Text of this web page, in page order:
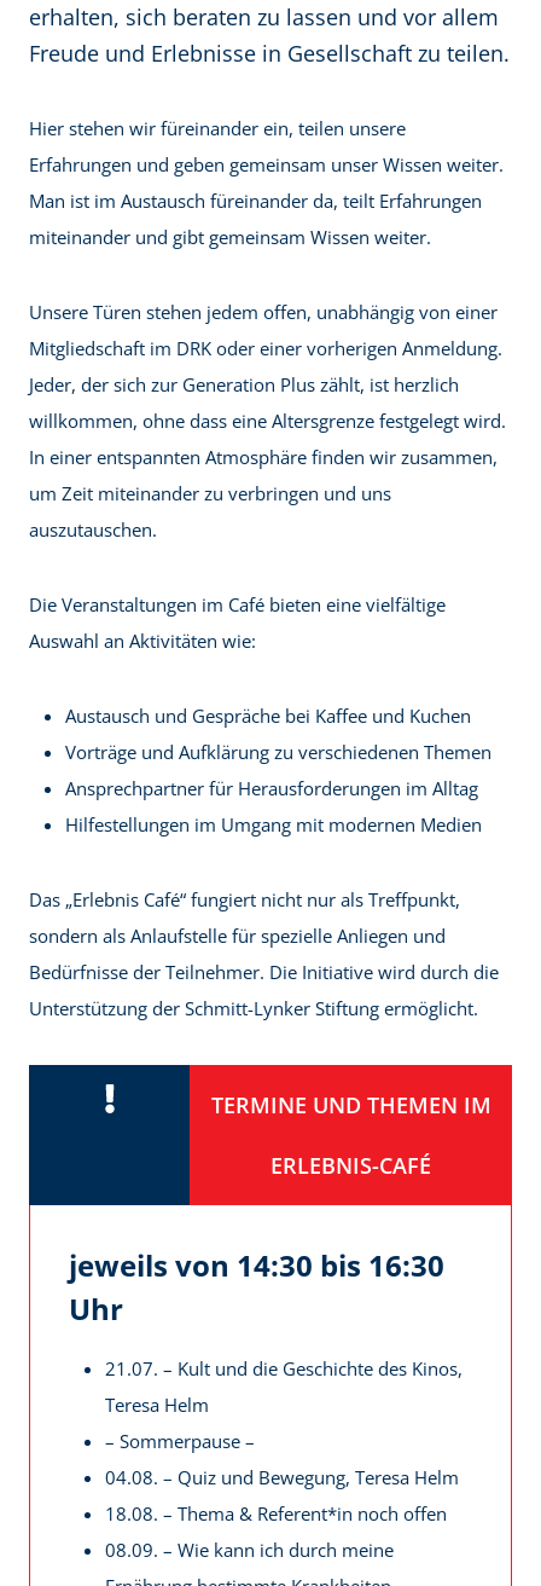
erhalten, sich beraten zu lassen und vor allem
Freude und Erlebnisse in Gesellschaft zu teilen.
Hier stehen wir füreinander ein, teilen unsere
Erfahrungen und geben gemeinsam unser Wissen weiter.
Man ist im Austausch füreinander da, teilt Erfahrungen
miteinander und gibt gemeinsam Wissen weiter.
Unsere Türen stehen jedem offen, unabhängig von einer
Mitgliedschaft im DRK oder einer vorherigen Anmeldung.
Jeder, der sich zur Generation Plus zählt, ist herzlich
willkommen, ohne dass eine Altersgrenze festgelegt wird.
In einer entspannten Atmosphäre finden wir zusammen,
um Zeit miteinander zu verbringen und uns
auszutauschen.
Die Veranstaltungen im Café bieten eine vielfältige
Auswahl an Aktivitäten wie:
Austausch und Gespräche bei Kaffee und Kuchen
Vorträge und Aufklärung zu verschiedenen Themen
Ansprechpartner für Herausforderungen im Alltag
Hilfestellungen im Umgang mit modernen Medien
Das „Erlebnis Café“ fungiert nicht nur als Treffpunkt,
sondern als Anlaufstelle für spezielle Anliegen und
Bedürfnisse der Teilnehmer. Die Initiative wird durch die
Unterstützung der Schmitt-Lynker Stiftung ermöglicht.
TERMINE UND THEMEN IM
ERLEBNIS-CAFÉ
jeweils von 14:30 bis 16:30
Uhr
21.07. – Kult und die Geschichte des Kinos,
Teresa Helm
– Sommerpause –
04.08. – Quiz und Bewegung, Teresa Helm
18.08. – Thema & Referent*in noch offen
08.09. – Wie kann ich durch meine